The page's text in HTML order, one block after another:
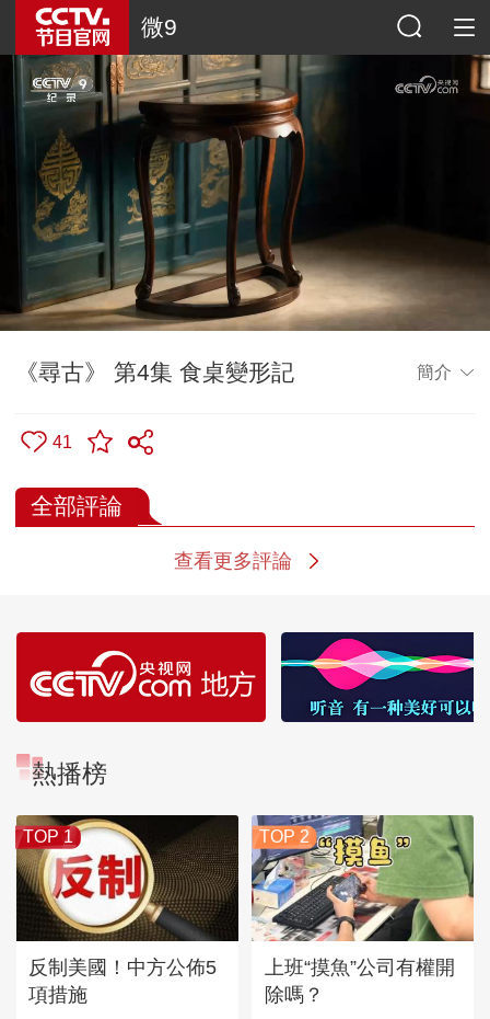
微9
《尋古》 第4集 食桌變形記 簡介
41
全部評論
查看更多評論
熱播榜
TOP 1
反制美國！中方公佈5
項措施
TOP 2
上班“摸魚”公司有權開
除嗎？